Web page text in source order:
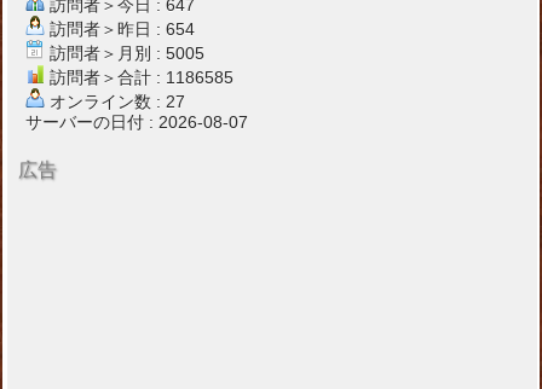
訪問者＞今日 : 647
訪問者＞昨日 : 654
訪問者＞月別 : 5005
訪問者＞合計 : 1186585
オンライン数 : 27
サーバーの日付 : 2026-08-07
広告